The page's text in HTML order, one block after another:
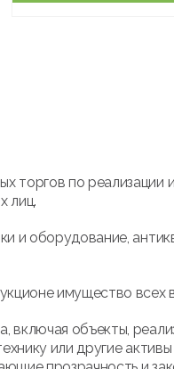
торгов по реализации
лиц.
и оборудование,
имущество всех
включая объекты,
или другие